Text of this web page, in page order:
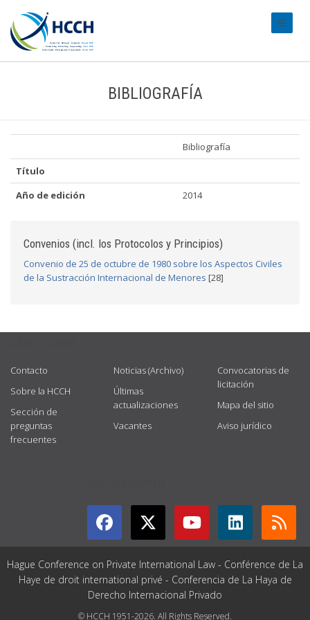
BIBLIOGRAFÍA
Bibliografía
Título
Año de edición
2014
Convenios (incl. los Protocolos y Principios)
Convenio de 25 de octubre de 1980 sobre los Aspectos Civiles
de la Sustracción Internacional de Menores [28]
Contacto
Sobre la HCCH
Sección de
preguntas
frecuentes
Noticias (Archivo)
Últimas
actualizaciones
Vacantes
Convocatorias de
licitación
Mapa del sitio
Aviso jurídico
Hague Conference on Private International Law - Conférence de La
Haye de droit international privé - Conferencia de La Haya de
Derecho Internacional Privado
© HCCH 1951-2026. All Rights Reserved.